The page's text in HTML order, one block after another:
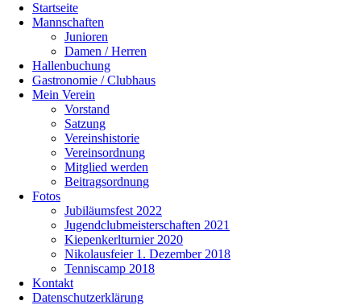
Startseite
Mannschaften
Junioren
Damen / Herren
Hallenbuchung
Gastronomie / Clubhaus
Mein Verein
Vorstand
Satzung
Vereinshistorie
Vereinsordnung
Mitglied werden
Beitragsordnung
Fotos
Jubiläumsfest 2022
Jugendclubmeisterschaften 2021
Kiepenkerlturnier 2020
Nikolausfeier 1. Dezember 2018
Tenniscamp 2018
Kontakt
Datenschutzerklärung